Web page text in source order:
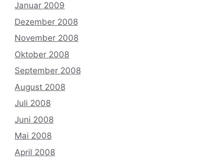
Januar 2009
Dezember 2008
November 2008
Oktober 2008
September 2008
August 2008
Juli 2008
Juni 2008
Mai 2008
April 2008